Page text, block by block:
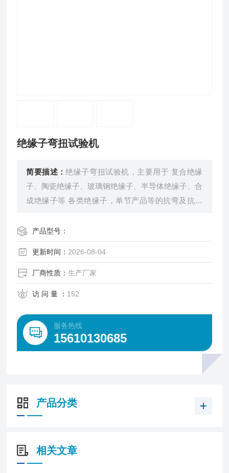
绝缘子弯扭试验机
简要描述：绝缘子弯扭试验机，主要用于 复合绝缘
子、陶瓷绝缘子、玻璃钢绝缘子、半导体绝缘子、合
成绝缘子等 各类绝缘子，单节产品等的抗弯及抗扭
矩、最大扭矩 等 力学性能技术指标，并有力-变形、
扭矩-扭转角 等 各类试验曲线，广泛用于生产企业、
科研院所、质量监督等行业。
产品型号：
更新时间： 2026-08-04
厂商性质：生产厂家
访 问 量 ： 152
服务热线
15610130685
产品分类
相关文章